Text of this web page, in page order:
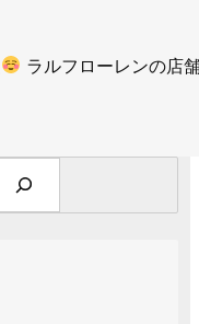
ラルフローレンの店